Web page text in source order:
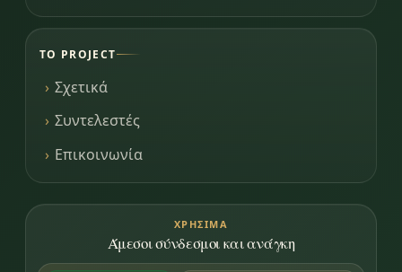
ΤΟ PROJECT
Σχετικά
Συντελεστές
Επικοινωνία
ΧΡΉΣΙΜΑ
Άμεσοι σύνδεσμοι και ανάγκη